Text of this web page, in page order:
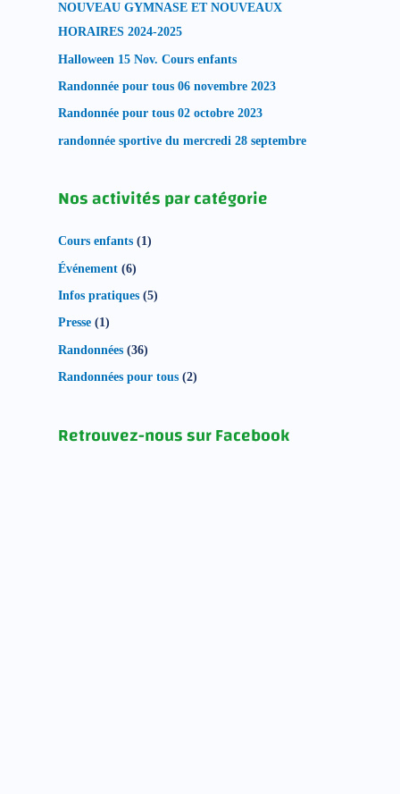
NOUVEAU GYMNASE ET NOUVEAUX
HORAIRES 2024-2025
Halloween 15 Nov. Cours enfants
Randonnée pour tous 06 novembre 2023
Randonnée pour tous 02 octobre 2023
randonnée sportive du mercredi 28 septembre
Nos activités par catégorie
Cours enfants(1)
Événement(6)
Infos pratiques(5)
Presse(1)
Randonnées(36)
Randonnées pour tous(2)
Retrouvez-nous sur Facebook